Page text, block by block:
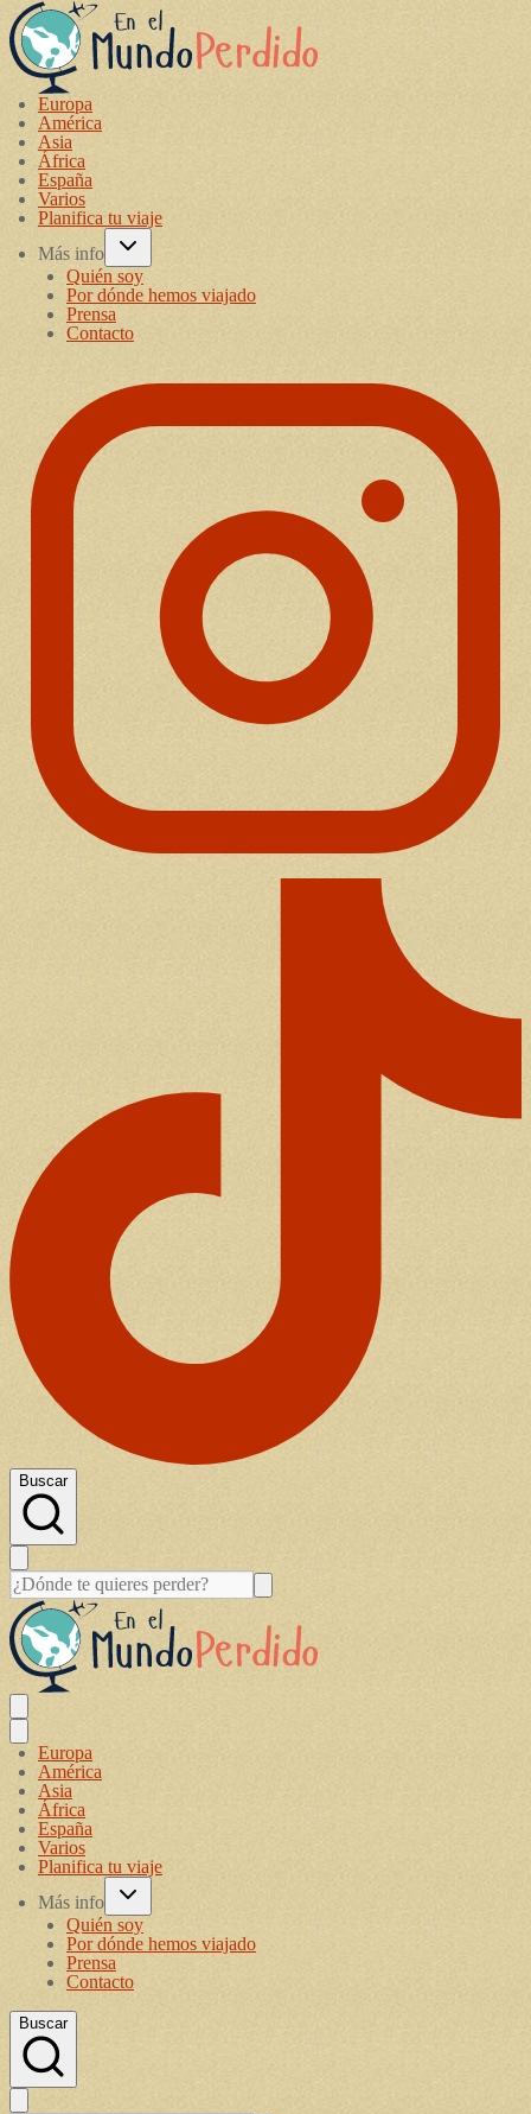
Europa
América
Asia
África
España
Varios
Planifica tu viaje
Más info
Quién soy
Por dónde hemos viajado
Prensa
Contacto
Buscar
Europa
América
Asia
África
España
Varios
Planifica tu viaje
Más info
Quién soy
Por dónde hemos viajado
Prensa
Contacto
Buscar